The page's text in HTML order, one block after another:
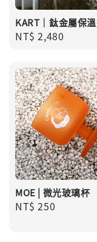
KART｜鈦金屬保
Regular
NT$ 2,480
MOE | 微光玻璃杯
Regular
NT$ 250